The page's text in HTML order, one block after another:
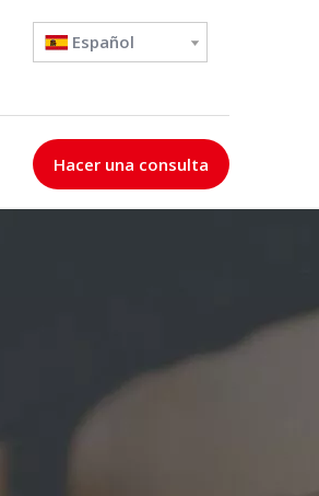
Español
Hacer una consulta